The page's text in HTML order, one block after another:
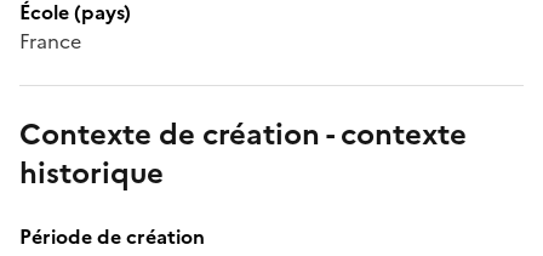
École (pays)
France
Contexte de création - contexte
historique
Période de création